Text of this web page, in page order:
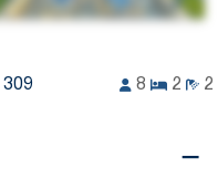
309 8 2 2